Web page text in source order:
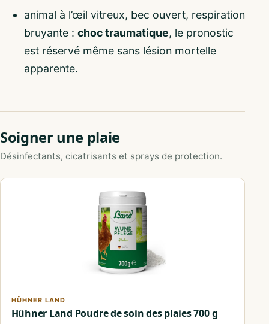
animal à l’œil vitreux, bec ouvert, respiration
bruyante : choc traumatique, le pronostic
est réservé même sans lésion mortelle
apparente.
Soigner une plaie
Désinfectants, cicatrisants et sprays de protection.
HÜHNER LAND
Hühner Land Poudre de soin des plaies 700 g